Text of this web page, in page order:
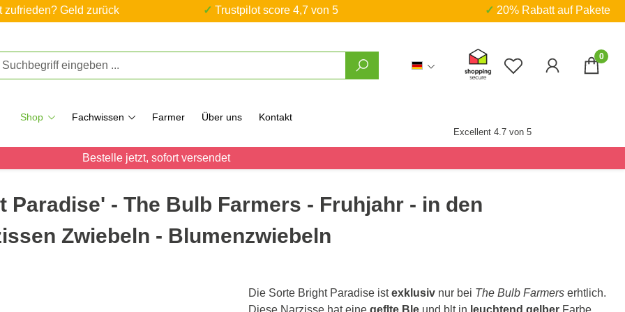
zufrieden? Geld zurück ✓ Trustpilot score 4,7 von 5 ✓ 20% Rabatt auf Pakete
Du hast 0 0
Shop Fachwissen Farmer Über uns Kontakt
Excellent 4.7 von 5
Bestelle jetzt, sofort versendet
- The Bulb Farmers - Fruhjahr - in den
Zwiebeln - Blumenzwiebeln
Die Sorte Bright Paradise istexklusivnur bei The Bulb Farmerserhtlich.
Diese Narzisse hat eine geflte Bleund blt in leuchtend gelber Farbe.